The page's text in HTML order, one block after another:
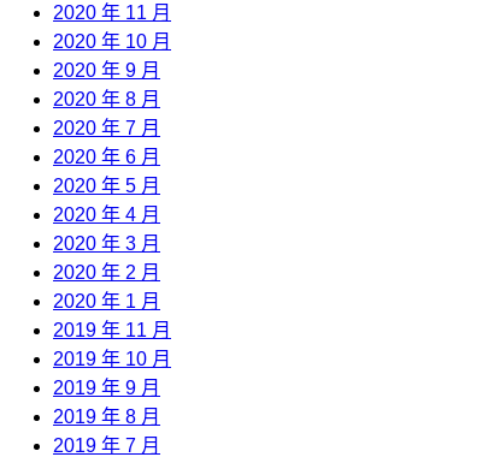
2020 年 11 月
2020 年 10 月
2020 年 9 月
2020 年 8 月
2020 年 7 月
2020 年 6 月
2020 年 5 月
2020 年 4 月
2020 年 3 月
2020 年 2 月
2020 年 1 月
2019 年 11 月
2019 年 10 月
2019 年 9 月
2019 年 8 月
2019 年 7 月